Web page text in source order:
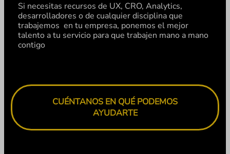
Si necesitas recursos de UX, CRO, Analytics,
desarrolladores o de cualquier disciplina que
trabajemos en tu empresa, ponemos el mejor
talento a tu servicio para que trabajen mano a mano
contigo
CUÉNTANOS EN QUÉ PODEMOS
AYUDARTE